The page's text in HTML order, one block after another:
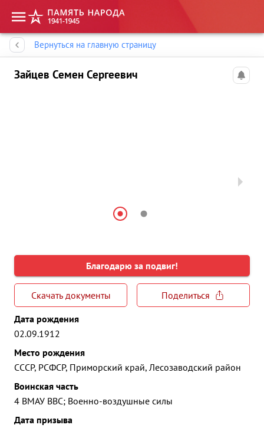
Вернуться на главную страницу
Зайцев Семен Сергеевич
Благодарю за подвиг!
Скачать документы
Поделиться
Дата рождения
02.09.1912
Место рождения
СССР, РСФСР, Приморский край, Лесозаводский район
Воинская часть
4 ВМАУ ВВС; Военно-воздушные силы
Дата призыва
Память народа